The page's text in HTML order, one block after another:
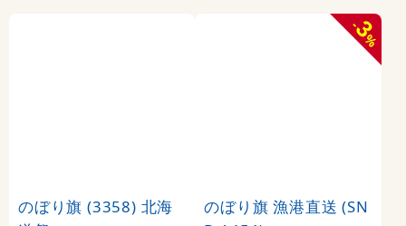
のぼり旗 (3358) 北海
-
3
%
のぼり旗 漁港直送 (SN